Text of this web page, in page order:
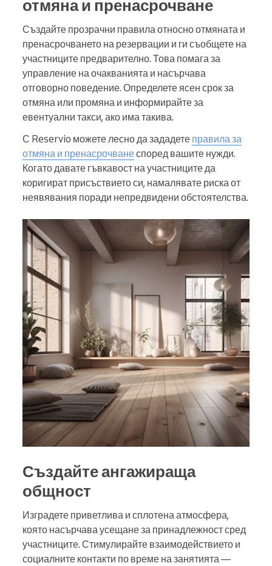
отмяна и пренасрочване
Създайте прозрачни правила относно отмяната и
пренасрочването на резервации и ги съобщете на
участниците предварително. Това помага за
управление на очакванията и насърчава
отговорно поведение. Определете ясен срок за
отмяна или промяна и информирайте за
евентуални такси, ако има такива.
С Reservio можете лесно да зададете правила за
отмяна и пренасрочванеспоред вашите нужди.
Когато давате гъвкавост на участниците да
коригират присъствието си, намалявате риска от
неявявания поради непредвидени обстоятелства.
Създайте ангажираща
общност
Изградете приветлива и сплотена атмосфера,
която насърчава усещане за принадлежност сред
участниците. Стимулирайте взаимодействието и
социалните контакти по време на занятията —